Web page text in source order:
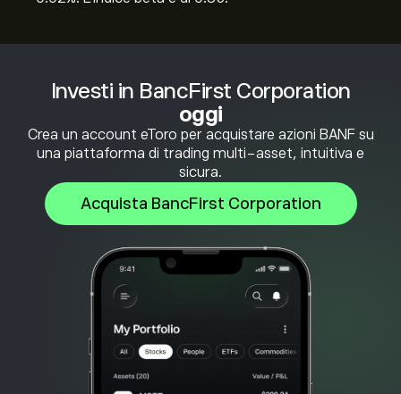
Investi in BancFirst Corporation
oggi
Crea un account eToro per acquistare azioni BANF su
una piattaforma di trading multi-asset, intuitiva e
sicura.
Acquista BancFirst Corporation